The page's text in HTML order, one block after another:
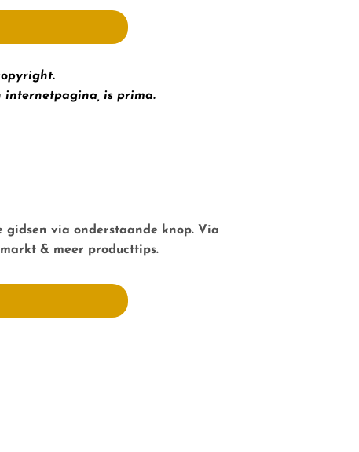
internetpagina, is prima.
gidsen via onderstaande knop. Via
& meer producttips.